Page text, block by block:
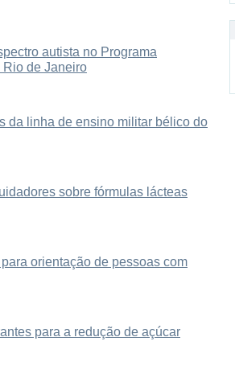
autista no Programa
Rio de Janeiro
da linha de ensino militar bélico do
sobre fórmulas lácteas
orientação de pessoas com
para a redução de açúcar